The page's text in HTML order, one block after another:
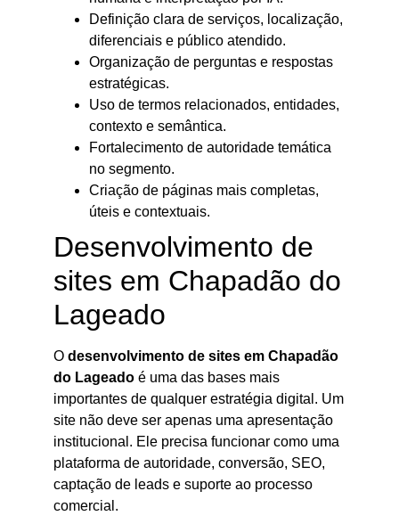
Definição clara de serviços, localização,
diferenciais e público atendido.
Organização de perguntas e respostas
estratégicas.
Uso de termos relacionados, entidades,
contexto e semântica.
Fortalecimento de autoridade temática
no segmento.
Criação de páginas mais completas,
úteis e contextuais.
Desenvolvimento de
sites em Chapadão do
Lageado
O desenvolvimento de sites em Chapadão
do Lageado é uma das bases mais
importantes de qualquer estratégia digital. Um
site não deve ser apenas uma apresentação
institucional. Ele precisa funcionar como uma
plataforma de autoridade, conversão, SEO,
captação de leads e suporte ao processo
comercial.